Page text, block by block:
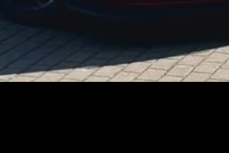
– amerikanische sportwagen in
Ansprüche an Performance und